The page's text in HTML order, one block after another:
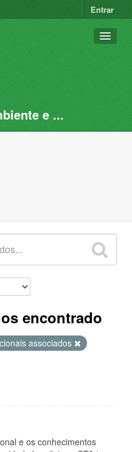
Entrar
e ...
encontrado
associados
e os conhecimentos